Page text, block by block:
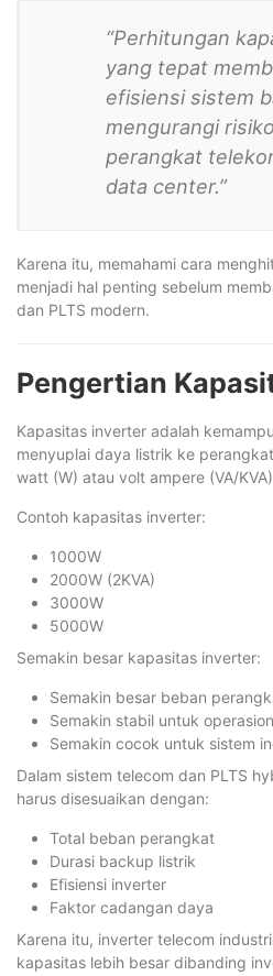
“Perhitungan
yang tepat
efisiensi sistem
mengurangi
perangkat
data center.”
Karena itu, memahami cara
menjadi hal penting sebelum
dan PLTS modern.
Pengertian
Kapasitas inverter adalah
menyuplai daya listrik ke
watt (W) atau volt ampere (VA/
Contoh kapasitas inverter:
1000W
2000W (2KVA)
3000W
5000W
Semakin besar kapasitas inverter:
Semakin besar beban
Semakin stabil untuk
Semakin cocok untuk sistem
Dalam sistem telecom dan PLTS
harus disesuaikan dengan:
Total beban perangkat
Durasi backup listrik
Efisiensi inverter
Faktor cadangan daya
Karena itu, inverter telecom
kapasitas lebih besar dibanding